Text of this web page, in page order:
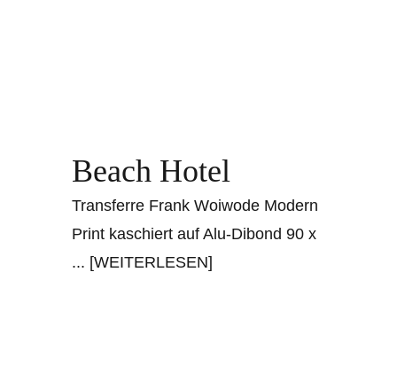
Beach Hotel
Transferre Frank Woiwode Modern
Print kaschiert auf Alu-Dibond 90 x
... [WEITERLESEN]